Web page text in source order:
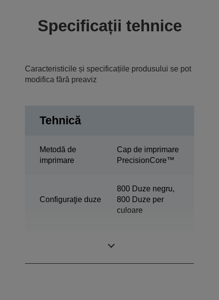
Specificații tehnice
Caracteristicile și specificațiile produsului se pot
modifica fără preaviz
Tehnică
Metodă de
imprimare
Cap de imprimare
PrecisionCore™
Configuraţie duze
800 Duze negru,
800 Duze per
culoare